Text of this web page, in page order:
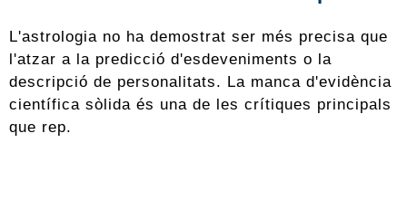
L'astrologia no ha demostrat ser més precisa que
l'atzar a la predicció d'esdeveniments o la
descripció de personalitats. La manca d'evidència
científica sòlida és una de les crítiques principals
que rep.